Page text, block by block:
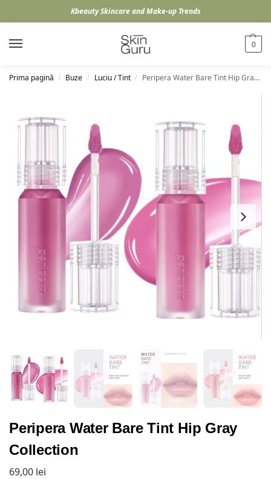
Kbeauty Skincare and Make-up Trends
0
Prima pagină / Buze / Luciu / Tint / Peripera Water Bare Tint Hip Gray Collection
Peripera Water Bare Tint Hip Gray
Collection
69,00 lei